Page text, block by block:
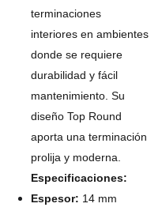
terminaciones
interiores en ambientes
donde se requiere
durabilidad y fácil
mantenimiento. Su
diseño Top Round
aporta una terminación
prolija y moderna.
Especificaciones:
Espesor: 14 mm